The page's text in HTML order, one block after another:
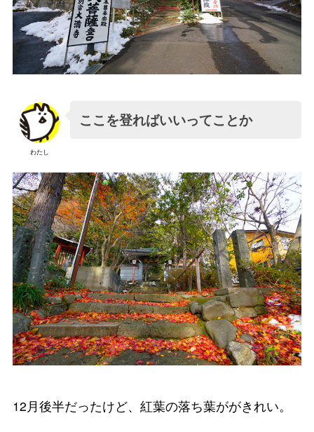
わたし
ここを登ればいいってことか
12月後半だったけど、紅葉の落ち葉ががきれい。